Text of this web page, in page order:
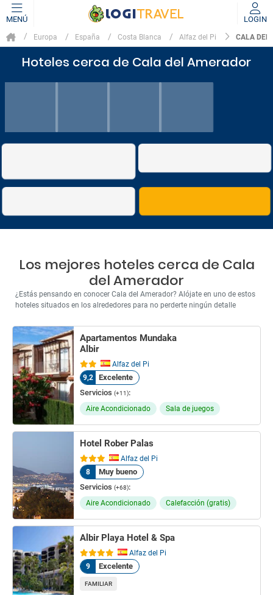
MENÚ LOGIN
Europa España Costa Blanca Alfaz del Pi CALA DEL
Hoteles cerca de Cala del Amerador
Los mejores hoteles cerca de Cala
del Amerador
¿Estás pensando en conocer Cala del Amerador? Alójate en uno de estos
hoteles situados en los alrededores para no perderte ningún detalle
Apartamentos Mundaka
Albir
Alfaz del Pi
9,2
Excelente
Servicios (+11):
Aire Acondicionado Sala de juegos
Hotel Rober Palas
Alfaz del Pi
8
Muy bueno
Servicios (+68):
Aire Acondicionado Calefacción (gratis)
Albir Playa Hotel & Spa
Alfaz del Pi
9
Excelente
FAMILIAR